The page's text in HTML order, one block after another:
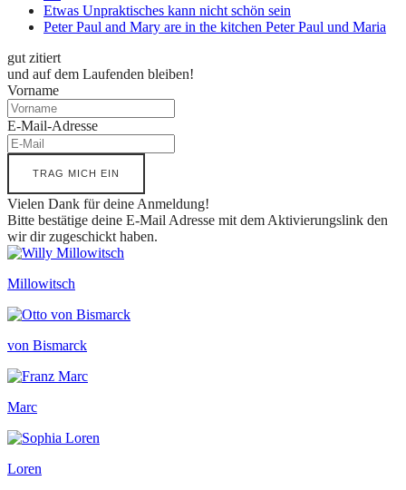
Etwas Unpraktisches kann nicht schön sein
Peter Paul and Mary are in the kitchen Peter Paul und Maria
gut zitiert
und auf dem Laufenden bleiben!
Vorname
E-Mail-Adresse
TRAG MICH EIN
Vielen Dank für deine Anmeldung!
Bitte bestätige deine E-Mail Adresse mit dem Aktivierungslink den
wir dir zugeschickt haben.
Millowitsch
von Bismarck
Marc
Loren